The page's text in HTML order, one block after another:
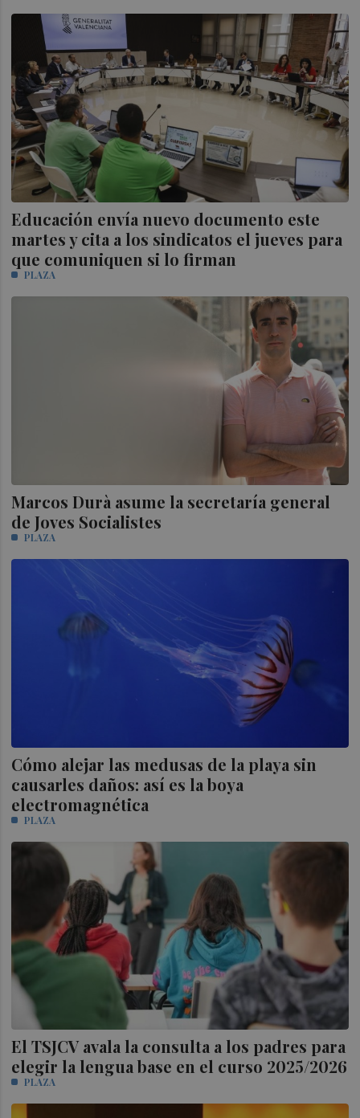
Educación envía nuevo documento este
martes y cita a los sindicatos el jueves para
que comuniquen si lo firman
PLAZA
Marcos Durà asume la secretaría general
de Joves Socialistes
PLAZA
Cómo alejar las medusas de la playa sin
causarles daños: así es la boya
electromagnética
PLAZA
El TSJCV avala la consulta a los padres para
elegir la lengua base en el curso 2025/2026
PLAZA